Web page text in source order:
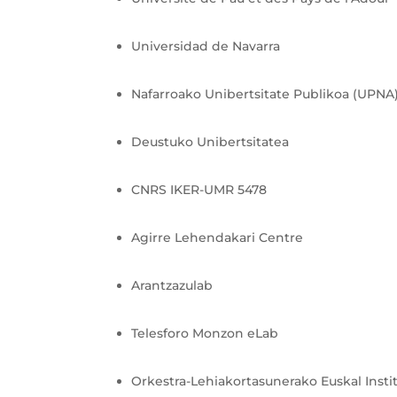
Universidad de Navarra
Nafarroako Unibertsitate Publikoa (UPNA)
Deustuko Unibertsitatea
CNRS IKER-UMR 5478
Agirre Lehendakari Centre
Arantzazulab
Telesforo Monzon eLab
Orkestra-Lehiakortasunerako Euskal